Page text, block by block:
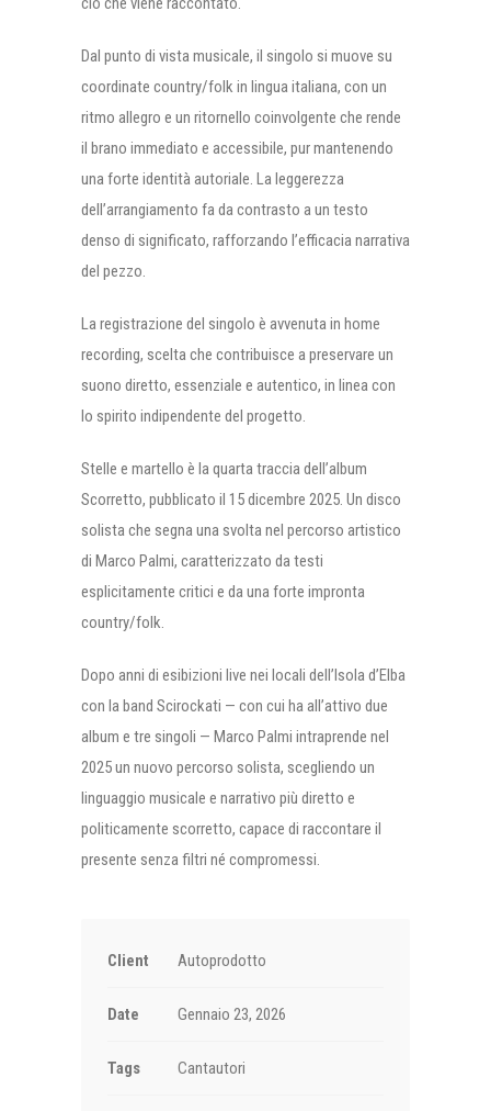
Dal punto di vista musicale, il singolo si muove su
coordinate country/folk in lingua italiana, con un
ritmo allegro e un ritornello coinvolgente che rende
il brano immediato e accessibile, pur mantenendo
una forte identità autoriale. La leggerezza
dell’arrangiamento fa da contrasto a un testo
denso di significato, rafforzando l’efficacia narrativa
del pezzo.
La registrazione del singolo è avvenuta in home
recording, scelta che contribuisce a preservare un
suono diretto, essenziale e autentico, in linea con
lo spirito indipendente del progetto.
Stelle e martello è la quarta traccia dell’album
Scorretto, pubblicato il 15 dicembre 2025. Un disco
solista che segna una svolta nel percorso artistico
di Marco Palmi, caratterizzato da testi
esplicitamente critici e da una forte impronta
country/folk.
Dopo anni di esibizioni live nei locali dell’Isola d’Elba
con la band Scirockati — con cui ha all’attivo due
album e tre singoli — Marco Palmi intraprende nel
2025 un nuovo percorso solista, scegliendo un
linguaggio musicale e narrativo più diretto e
politicamente scorretto, capace di raccontare il
presente senza filtri né compromessi.
Client Autoprodotto
Date Gennaio 23, 2026
Tags Cantautori